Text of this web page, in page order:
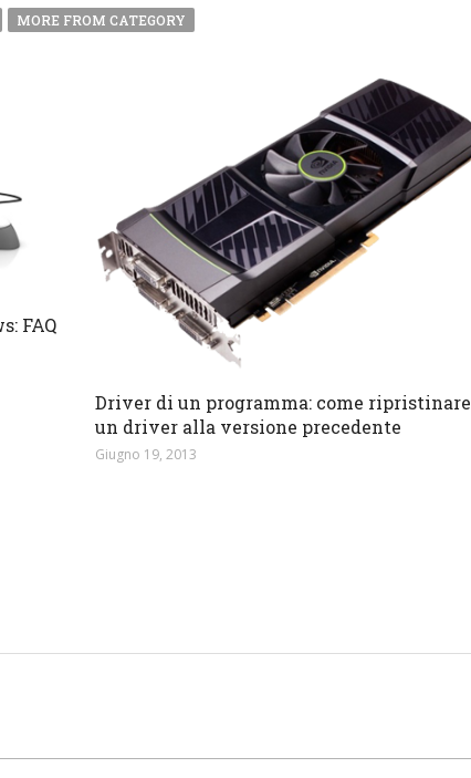
MORE FROM CATEGORY
FAQ
Driver di un programma: come ripristinare
un driver alla versione precedente
Giugno 19, 2013